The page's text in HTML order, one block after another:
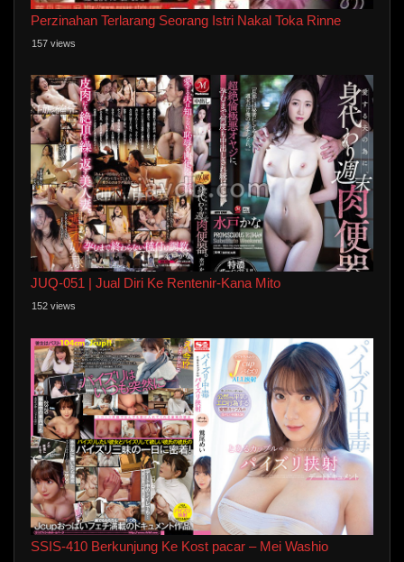
Perzinahan Terlarang Seorang Istri Nakal Toka Rinne
157 views
JUQ-051 | Jual Diri Ke Rentenir-Kana Mito
152 views
SSIS-410 Berkunjung Ke Kost pacar – Mei Washio